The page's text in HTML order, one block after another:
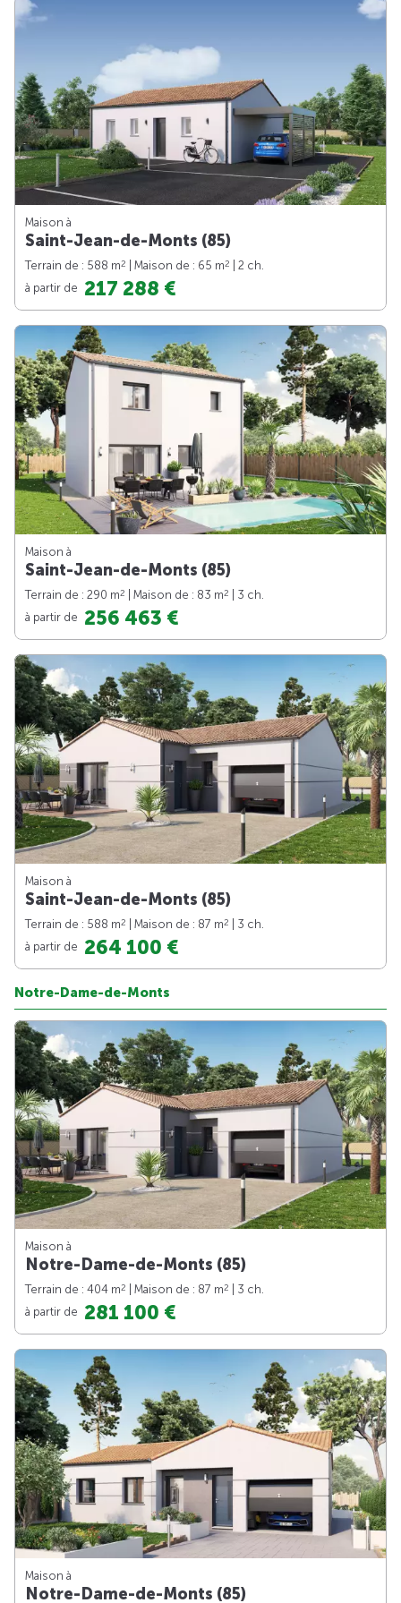
Maison à
Saint-Jean-de-Monts (85)
Terrain de : 588 m2 | Maison de : 65 m2
| 2 ch.
à partir de 217 288 €
Maison à
Saint-Jean-de-Monts (85)
Terrain de : 290 m2 | Maison de : 83 m2
| 3 ch.
à partir de 256 463 €
Maison à
Saint-Jean-de-Monts (85)
Terrain de : 588 m2 | Maison de : 87 m2
| 3 ch.
à partir de 264 100 €
Notre-Dame-de-Monts
Maison à
Notre-Dame-de-Monts (85)
Terrain de : 404 m2 | Maison de : 87 m2
| 3 ch.
à partir de 281 100 €
Maison à
Notre-Dame-de-Monts (85)